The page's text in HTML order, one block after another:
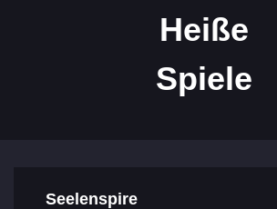
Heiße
Spiele
Seelenspire